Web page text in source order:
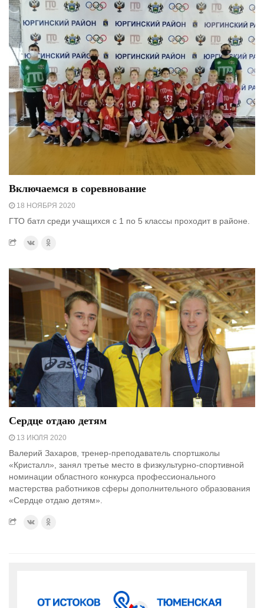
Включаемся в соревнование
18 НОЯБРЯ 2020
ГТО батл среди учащихся с 1 по 5 классы проходит в районе.
Сердце отдаю детям
13 ИЮЛЯ 2020
Валерий Захаров, тренер-преподаватель спортшколы
«Кристалл», занял третье место в физкультурно-спортивной
номинации областного конкурса профессионального
мастерства работников сферы дополнительного образования
«Сердце отдаю детям».